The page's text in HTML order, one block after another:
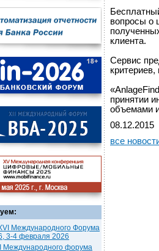
Международного Форума
3-4 февраля 2026
Международного форума
вопросы о
клиента.
Сервис
принятии
объемами
08.12.2015
все